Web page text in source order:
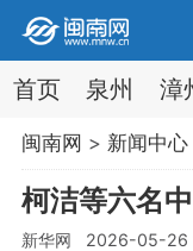
首页 泉州 漳
闽南网 > 新闻中心
柯洁等六名
新华网 2026-05-26